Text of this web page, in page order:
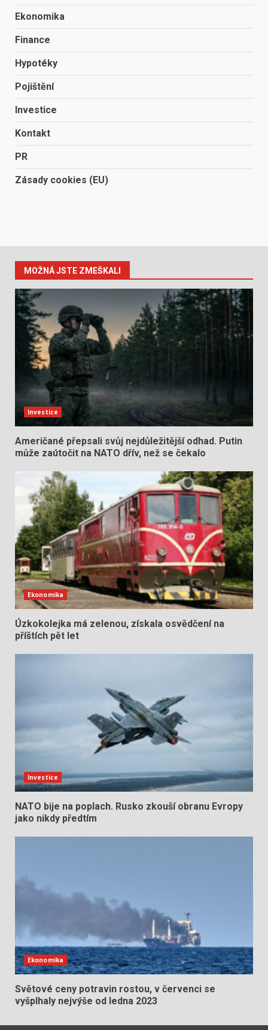
Ekonomika
Finance
Hypotéky
Pojištění
Investice
Kontakt
PR
Zásady cookies (EU)
MOŽNÁ JSTE ZMEŠKALI
Investice
Američané přepsali svůj nejdůležitější odhad. Putin
může zaútočit na NATO dřív, než se čekalo
Ekonomika
Úzkokolejka má zelenou, získala osvědčení na
příštích pět let
Investice
NATO bije na poplach. Rusko zkouší obranu Evropy
jako nikdy předtím
Ekonomika
Světové ceny potravin rostou, v červenci se
vyšplhaly nejvýše od ledna 2023